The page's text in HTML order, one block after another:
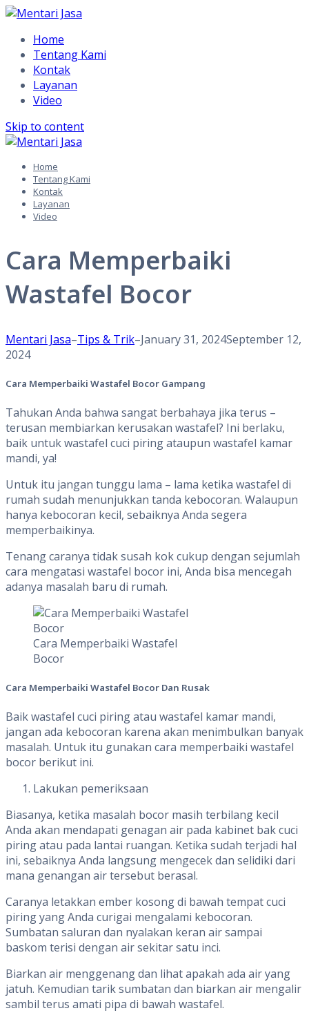
Home
Tentang Kami
Kontak
Layanan
Video
Skip to content
Home
Tentang Kami
Kontak
Layanan
Video
Cara Memperbaiki
Wastafel Bocor
Mentari Jasa–Tips & Trik–January 31, 2024September 12,
2024
Cara Memperbaiki Wastafel Bocor Gampang
Tahukan Anda bahwa sangat berbahaya jika terus –
terusan membiarkan kerusakan wastafel? Ini berlaku,
baik untuk wastafel cuci piring ataupun wastafel kamar
mandi, ya!
Untuk itu jangan tunggu lama – lama ketika wastafel di
rumah sudah menunjukkan tanda kebocoran. Walaupun
hanya kebocoran kecil, sebaiknya Anda segera
memperbaikinya.
Tenang caranya tidak susah kok cukup dengan sejumlah
cara mengatasi wastafel bocor ini, Anda bisa mencegah
adanya masalah baru di rumah.
Cara Memperbaiki Wastafel
Bocor
Cara Memperbaiki Wastafel Bocor Dan Rusak
Baik wastafel cuci piring atau wastafel kamar mandi,
jangan ada kebocoran karena akan menimbulkan banyak
masalah. Untuk itu gunakan cara memperbaiki wastafel
bocor berikut ini.
Lakukan pemeriksaan
Biasanya, ketika masalah bocor masih terbilang kecil
Anda akan mendapati genagan air pada kabinet bak cuci
piring atau pada lantai ruangan. Ketika sudah terjadi hal
ini, sebaiknya Anda langsung mengecek dan selidiki dari
mana genangan air tersebut berasal.
Caranya letakkan ember kosong di bawah tempat cuci
piring yang Anda curigai mengalami kebocoran.
Sumbatan saluran dan nyalakan keran air sampai
baskom terisi dengan air sekitar satu inci.
Biarkan air menggenang dan lihat apakah ada air yang
jatuh. Kemudian tarik sumbatan dan biarkan air mengalir
sambil terus amati pipa di bawah wastafel.